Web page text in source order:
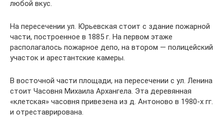
любой вкус.
На пересечении ул. Юрьевская стоит с здание пожарной
части, построенное в 1885 г. На первом этаже
располагалось пожарное депо, на втором — полицейский
участок и арестантские камеры.
В восточной части площади, на пересечении с ул. Ленина
стоит Часовня Михаила Архангела. Эта деревянная
«клетская» часовня привезена из д. Антоново в 1980-х гг.
и отреставрирована.